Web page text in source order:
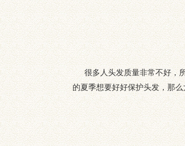
很多人头发质量非常不好，所
的夏季想要好好保护头发，那